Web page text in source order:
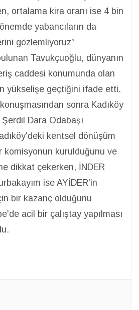
ortalama kira oranı ise 4 bin
yabancıların da
gözlemliyoruz”
Tavukçuoğlu, dünyanın
caddesi konumunda olan
yükselişe geçtiğini ifade etti.
sonra Kadıköy
Dara Odabaşı
kentsel dönüşüm
komisyonun kurulduğunu ve
dikkat çekerken, İNDER
ise AYİDER'in
bir kazanç olduğunu
acil bir çalıştay yapılması